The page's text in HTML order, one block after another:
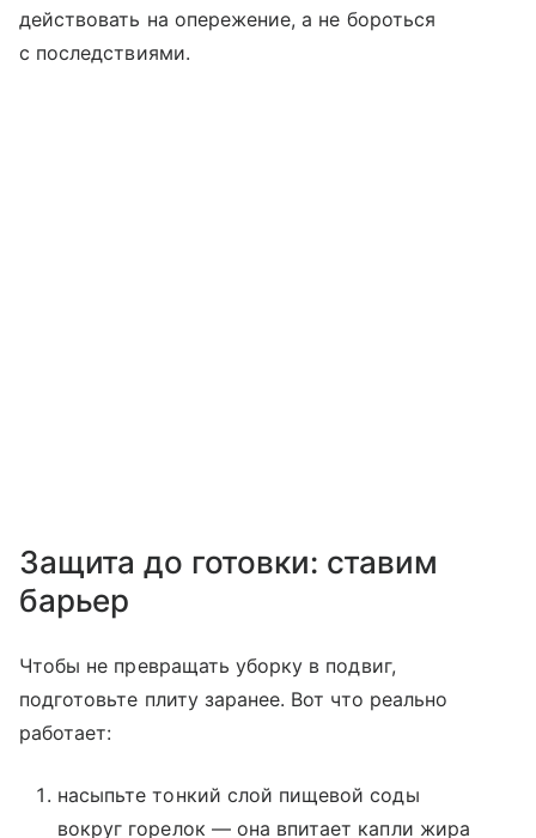
действовать на опережение, а не бороться
с последствиями.
Защита до готовки: ставим
барьер
Чтобы не превращать уборку в подвиг,
подготовьте плиту заранее. Вот что реально
работает:
насыпьте тонкий слой пищевой соды
вокруг горелок — она впитает капли жира